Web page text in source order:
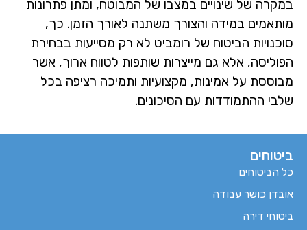
במקרה של שינויים במצבו של המבוטח, ומתן פתרונות
מותאמים במידה והצורך משתנה לאורך הזמן. כך,
סוכנויות הביטוח של רומביט לא רק מסייעות בבחירת
הפוליסה, אלא גם מייצרות שותפות לטווח ארוך, אשר
מבוססת על אמינות, מקצועיות ותמיכה רציפה בכל
שלבי ההתמודדות עם הסיכונים.
ביטוחים
כל הביטוחים
אובדן כושר עבודה
ביטוחי דירה